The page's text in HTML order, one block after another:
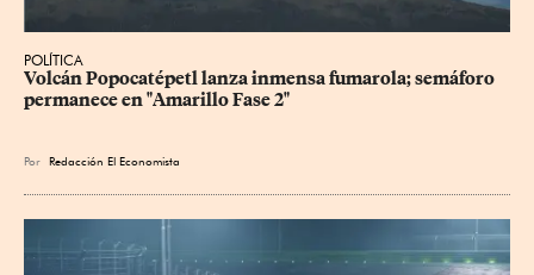
POLÍTICA
Volcán Popocatépetl lanza inmensa fumarola; semáforo
permanece en "Amarillo Fase 2"
Por Redacción El Economista